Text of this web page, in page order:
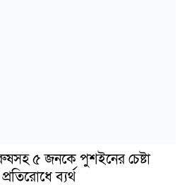
৫ জনকে পুশইনের চেষ্টা
ব্যর্থ